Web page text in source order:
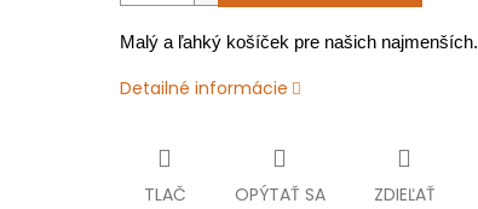
Malý a ľahký košíček pre našich najmenších.
Detailné informácie
TLAČ OPÝTAŤ SA ZDIEĽAŤ